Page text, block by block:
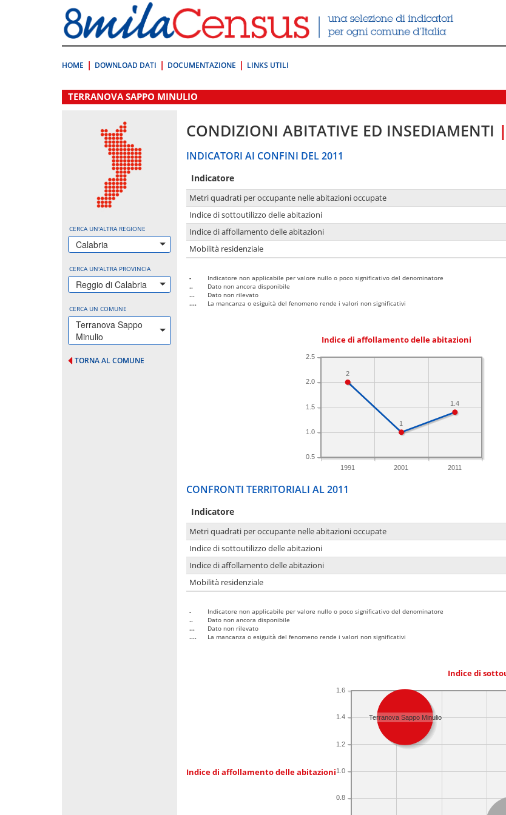
direttamente
a:
Contenuto
HOME DOWNLOAD DATI DOCUMENTAZIONE LINKS UTILI
.
TERRANOVA SAPPO MINULIO
CERCA UN'ALTRA REGIONE
Calabria
CERCA UN'ALTRA PROVINCIA
Reggio di Calabria
CERCA UN COMUNE
Terranova Sappo
Minulio
TORNA AL COMUNE
CONDIZIONI ABITATIVE ED INSEDIAMENTI |
INDICATORI AI CONFINI DEL 2011
Indicatore
Metri quadrati per occupante nelle abitazioni occupate
Indice di sottoutilizzo delle abitazioni
Indice di affollamento delle abitazioni
Mobilità residenziale
-
Indicatore non applicabile per valore nullo o poco significativo del denominatore
..
Dato non ancora disponibile
...
Dato non rilevato
....
La mancanza o esiguità del fenomeno rende i valori non significativi
Indice di affollamento delle abitazioni
1991 2001 2011
0.5
1.0
1.5
2.0
2.5
1.4
1
2
CONFRONTI TERRITORIALI AL 2011
Indicatore
Metri quadrati per occupante nelle abitazioni occupate
Indice di sottoutilizzo delle abitazioni
Indice di affollamento delle abitazioni
Mobilità residenziale
-
Indicatore non applicabile per valore nullo o poco significativo del denominatore
..
Dato non ancora disponibile
...
Dato non rilevato
....
La mancanza o esiguità del fenomeno rende i valori non significativi
Indice di
Indice di affollamento delle abitazioni
0.8
1.0
1.2
1.4
1.6
Terranova Sappo Minulio